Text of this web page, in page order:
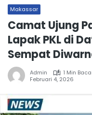
Makassar
Camat Ujung
Lapak PKL di
Sempat
Admin
1 Min Baca
Februari 4, 2026